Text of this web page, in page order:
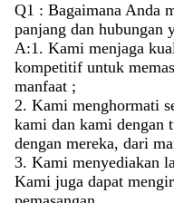
Q1 : Bagaimana Anda
panjang dan hubungan
A:1. Kami menjaga
kompetitif untuk
manfaat ;
2. Kami menghormati
kami dan kami dengan
dengan mereka, dari
3. Kami menyediakan
Kami juga dapat